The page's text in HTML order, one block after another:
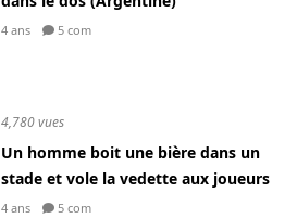
4 ans 5 com
4,780 vues
Un homme boit une bière dans un
stade et vole la vedette aux joueurs
4 ans 5 com